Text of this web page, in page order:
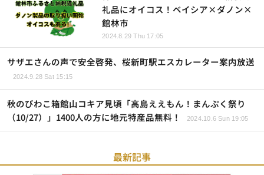
礼品にオイコス！ベイシア×ダノン×
館林市
2024.8.29 Thu 17:05
サザエさんの声で安全啓発、桜新町駅エスカレーター案内放送
2024.9.28 Sat 15:15
秋のびわこ箱館山コキア見頃「高島ええもん！まんぷく祭り
（10/27）」1400人の方に地元特産品無料！
2024.10.6 Sun 19:05
最新記事